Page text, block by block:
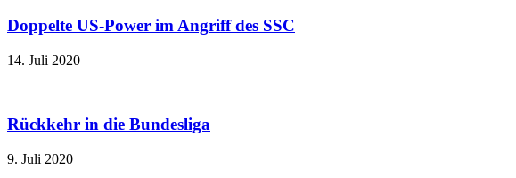
Doppelte US-Power im Angriff des SSC
14. Juli 2020
Rückkehr in die Bundesliga
9. Juli 2020